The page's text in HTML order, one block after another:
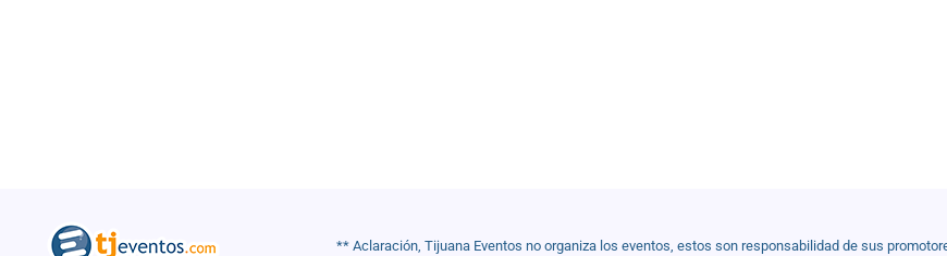
** Aclaración, Tijuana Eventos no organiza los eventos, estos son responsabilidad de sus